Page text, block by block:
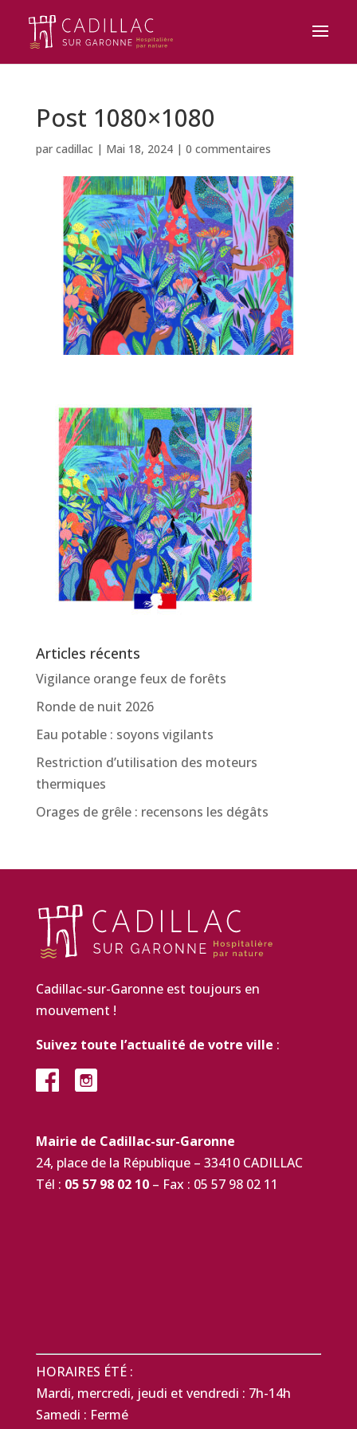
Post 1080×1080
par cadillac| Mai 18, 2024| 0 commentaires
Articles récents
Vigilance orange feux de forêts
Ronde de nuit 2026
Eau potable : soyons vigilants
Restriction d’utilisation des moteurs
thermiques
Orages de grêle : recensons les dégâts
Cadillac-sur-Garonne est toujours en
mouvement !
Suivez toute l’actualité de votre ville :
Mairie de Cadillac-sur-Garonne
24, place de la République – 33410 CADILLAC
Tél : 05 57 98 02 10– Fax : 05 57 98 02 11
HORAIRES ÉTÉ :
Mardi, mercredi, jeudi et vendredi : 7h-14h
Samedi : Fermé